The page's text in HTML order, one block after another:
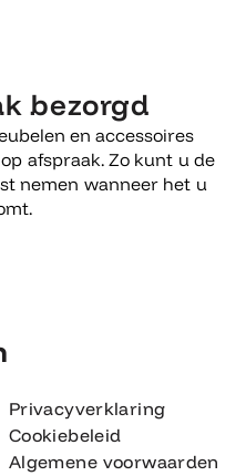
bezorgd
en accessoires
afspraak. Zo kunt u de
nemen wanneer het u
Privacyverklaring
Cookiebeleid
Algemene voorwaarden